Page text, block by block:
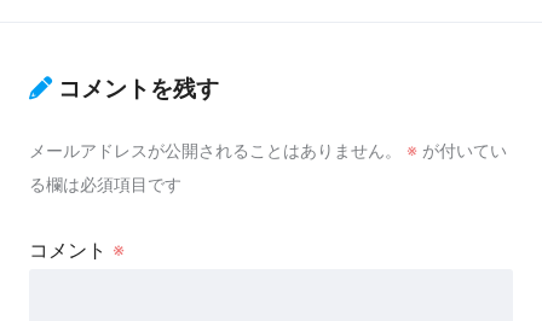
コメントを残す
メールアドレスが公開されることはありません。 ※ が付いてい
る欄は必須項目です
コメント ※